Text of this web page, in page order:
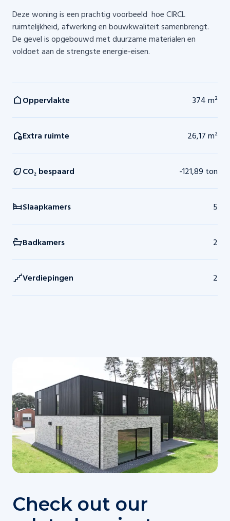
Deze woning is een prachtig voorbeeld hoe CIRCL
ruimtelijkheid, afwerking en bouwkwaliteit samenbrengt.
De gevel is opgebouwd met duurzame materialen en
voldoet aan de strengste energie-eisen.
Oppervlakte 374 m²
Extra ruimte 26,17 m²
CO₂ bespaard -121,89 ton
Slaapkamers 5
Badkamers 2
Verdiepingen 2
Check out our